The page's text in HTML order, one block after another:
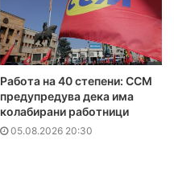
Работа на 40 степени: ССМ
предупредува дека има
колабирани работници
05.08.2026 20:30